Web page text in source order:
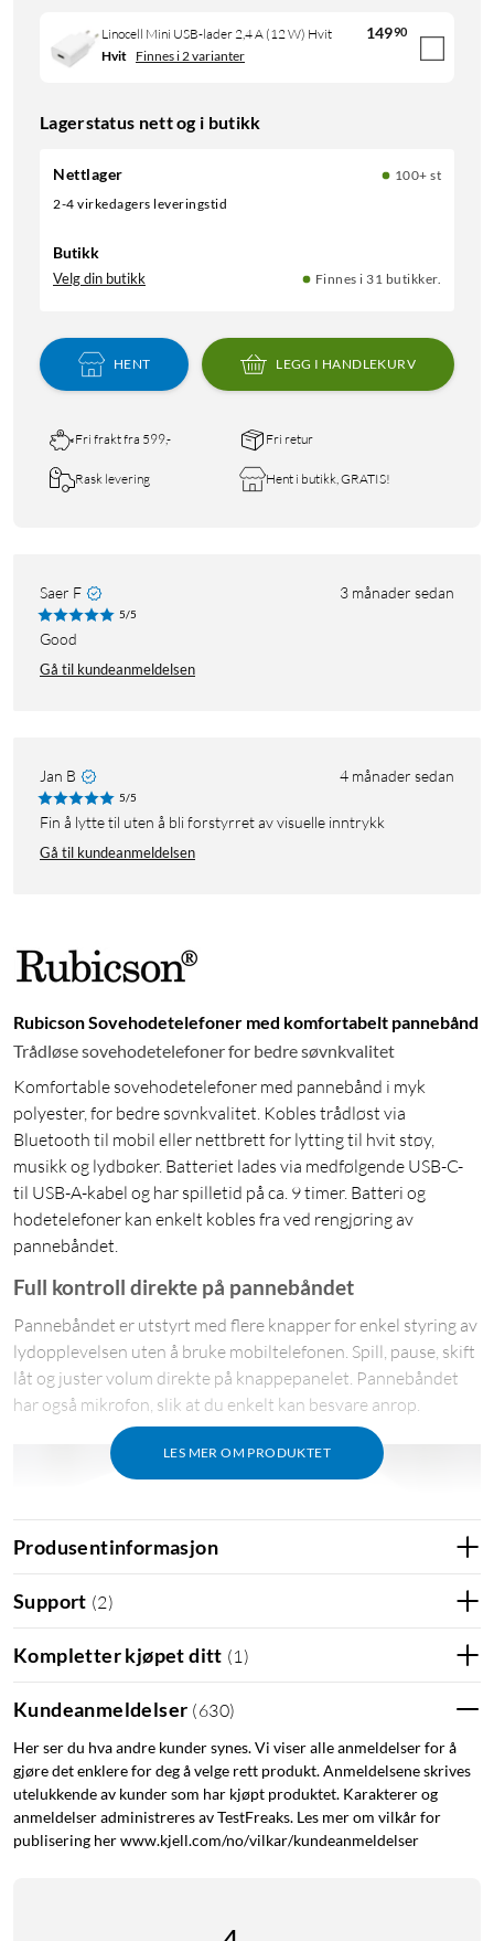
Linocell Mini USB-lader 2,4 A (12 W) Hvit 14990
Hvit Finnes i 2 varianter
Lagerstatus nett og i butikk
Nettlager
100+ st
2-4 virkedagers leveringstid
Butikk
Velg din butikk Finnes i 31 butikker.
HENT LEGG I HANDLEKURV
Fri frakt fra 599,- Fri retur
Rask levering Hent i butikk, GRATIS!
Saer F 3 månader sedan
5/5
Good
Gå til kundeanmeldelsen
Jan B 4 månader sedan
5/5
Fin å lytte til uten å bli forstyrret av visuelle inntrykk
Gå til kundeanmeldelsen
Rubicson Sovehodetelefoner med komfortabelt pannebånd
Trådløse sovehodetelefoner for bedre søvnkvalitet
Komfortable sovehodetelefoner med pannebånd i myk
polyester, for bedre søvnkvalitet. Kobles trådløst via
Bluetooth til mobil eller nettbrett for lytting til hvit støy,
musikk og lydbøker. Batteriet lades via medfølgende USB-C-
til USB-A-kabel og har spilletid på ca. 9 timer. Batteri og
hodetelefoner kan enkelt kobles fra ved rengjøring av
pannebåndet.
LES MER OM PRODUKTET
Full kontroll direkte på pannebåndet
Pannebåndet er utstyrt med flere knapper for enkel styring av
lydopplevelsen uten å bruke mobiltelefonen. Spill, pause, skift
låt og juster volum direkte på knappepanelet. Pannebåndet
har også mikrofon, slik at du enkelt kan besvare anrop.
Produsentinformasjon
Support (2)
Kompletter kjøpet ditt (1 )
Kundeanmeldelser (630)
Her ser du hva andre kunder synes. Vi viser alle anmeldelser for å
gjøre det enklere for deg å velge rett produkt. Anmeldelsene skrives
utelukkende av kunder som har kjøpt produktet. Karakterer og
anmeldelser administreres av TestFreaks. Les mer om vilkår for
publisering her www.kjell.com/no/vilkar/kundeanmeldelser